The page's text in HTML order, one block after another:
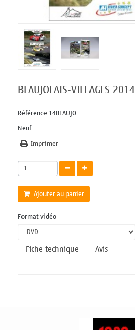
BEAUJOLAIS-VILLAGES 2014
Référence 14BEAUJO
Neuf
Imprimer
Ajouter au panier
Format vidéo
Fiche technique Avis